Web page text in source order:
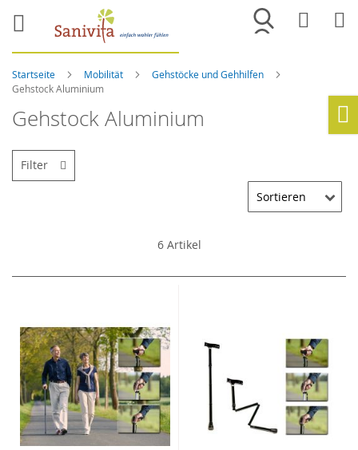
Merkliste
Startseite Mobilität
Gehstöcke und Gehhilfen
Gehstock Aluminium
Gehstock Aluminium
6Artikel
Filter